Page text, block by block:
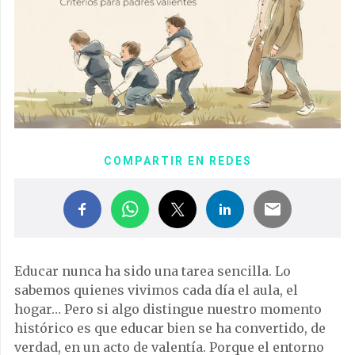
COMPARTIR EN REDES
Educar nunca ha sido una tarea sencilla. Lo
sabemos quienes vivimos cada día el aula, el
hogar… Pero si algo distingue nuestro momento
histórico es que educar bien se ha convertido, de
verdad, en un acto de valentía. Porque el entorno